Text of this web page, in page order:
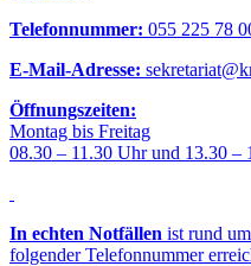
Telefonnummer: 055 225 78
E-Mail-Adresse:
Öffnungszeiten:
Montag bis Freitag
08.30 – 11.30 Uhr und 13.30 –
In echten Notfällen ist rund
folgender Telefonnummer